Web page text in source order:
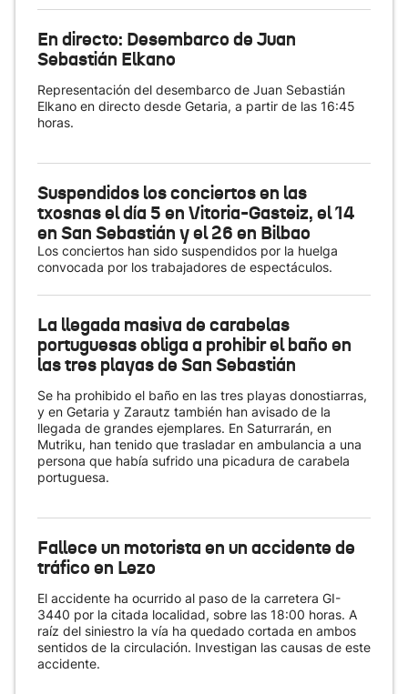
En directo: Desembarco de Juan
Sebastián Elkano
Representación del desembarco de Juan Sebastián
Elkano en directo desde Getaria, a partir de las 16:45
horas.
Suspendidos los conciertos en las
txosnas el día 5 en Vitoria-Gasteiz, el 14
en San Sebastián y el 26 en Bilbao
Los conciertos han sido suspendidos por la huelga
convocada por los trabajadores de espectáculos.
La llegada masiva de carabelas
portuguesas obliga a prohibir el baño en
las tres playas de San Sebastián
Se ha prohibido el baño en las tres playas donostiarras,
y en Getaria y Zarautz también han avisado de la
llegada de grandes ejemplares. En Saturrarán, en
Mutriku, han tenido que trasladar en ambulancia a una
persona que había sufrido una picadura de carabela
portuguesa.
Fallece un motorista en un accidente de
tráfico en Lezo
El accidente ha ocurrido al paso de la carretera GI-
3440 por la citada localidad, sobre las 18:00 horas. A
raíz del siniestro la vía ha quedado cortada en ambos
sentidos de la circulación. Investigan las causas de este
accidente.